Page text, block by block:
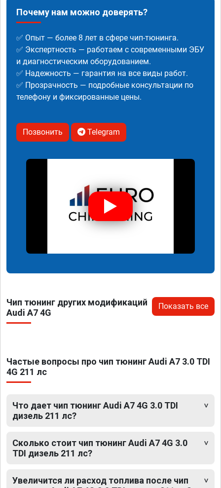
Почему нам можно доверять?
✅ Опыт — более 8 лет в сфере чип-тюнинга.
✅ Экспертность — работаем с современными ЭБУ
и диагностическим оборудованием.
✅ Надежность — гарантия на все виды работ.
✅ Прозрачность — подробные консультации по
телефону и фиксированные цены.
Позвонить Telegram
Чип тюнинг других модификаций
Audi A7 4G
Показать все
Частые вопросы про чип тюнинг Audi A7 3.0 TDI
4G 211 лс
Что дает чип тюнинг Audi A7 4G 3.0 TDI
дизель 211 лс?
Сколько стоит чип тюнинг Audi A7 4G 3.0
TDI дизель 211 лс?
Увеличится ли расход топлива после чип